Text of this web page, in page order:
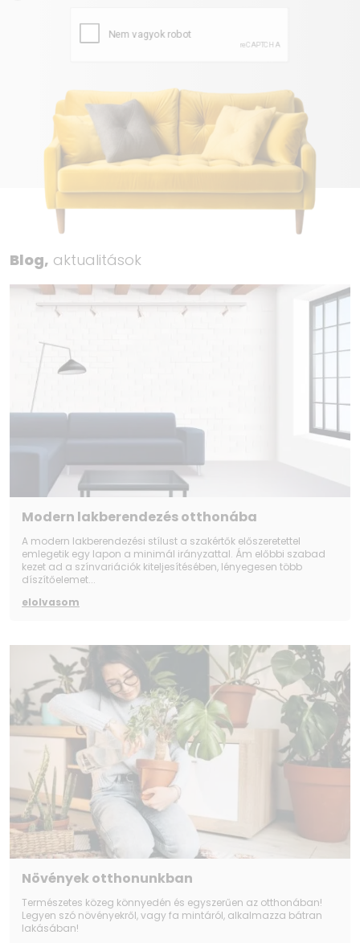
Blog, aktualitások
Modern lakberendezés otthonába
A modern lakberendezési stílust a szakértők előszeretettel
emlegetik egy lapon a minimál irányzattal. Ám előbbi szabad
kezet ad a színvariációk kiteljesítésében, lényegesen több
díszítőelemet...
elolvasom
Növények otthonunkban
Természetes közeg könnyedén és egyszerűen az otthonában!
Legyen szó növényekről, vagy fa mintáról, alkalmazza bátran
lakásában!